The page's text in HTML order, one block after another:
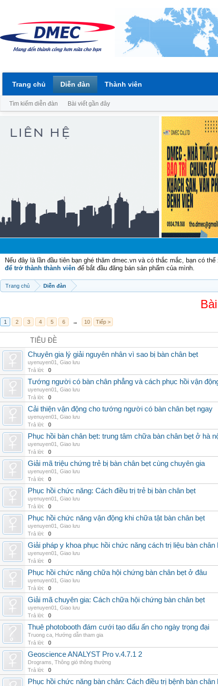
Nếu đây là lần đầu tiên bạn ghé thăm dmec.vn và có thắc mắc, bạn có
để trở thành thành viên để bắt đầu đăng bán sản phẩm của mình.
Trang chủ Diễn đàn
1 2 3 4 5 6 → 10 Tiếp >
TIÊU ĐỀ
Chuyên gia lý giải nguyên nhân vì sao bị bàn chân bẹt
uyenuyen01
Giao lưu
Trả lời:
0
Tướng người có bàn chân phẳng và cách phục hồi vận
uyenuyen01
Giao lưu
Trả lời:
0
Cải thiện vận động cho tướng người có bàn chân bẹt ngay
uyenuyen01
Giao lưu
Trả lời:
0
Phục hồi bàn chân bẹt: trung tâm chữa bàn chân bẹt ở hà
uyenuyen01
Giao lưu
Trả lời:
0
Giải mã triệu chứng trẻ bị bàn chân bẹt cùng chuyên gia
uyenuyen01
Giao lưu
Trả lời:
0
Phục hồi chức năng: Cách điều trị trẻ bị bàn chân bẹt
uyenuyen01
Giao lưu
Trả lời:
0
Phục hồi chức năng vận động khi chữa tật bàn chân bẹt
uyenuyen01
Giao lưu
Trả lời:
0
Giải pháp y khoa phục hồi chức năng cách trị liệu bàn chân
uyenuyen01
Giao lưu
Trả lời:
0
Phục hồi chức năng chữa hội chứng bàn chân bẹt ở đâu
uyenuyen01
Giao lưu
Trả lời:
0
Giải mã chuyên gia: Cách chữa hội chứng bàn chân bẹt
uyenuyen01
Giao lưu
Trả lời:
0
Thuê photobooth đám cưới tạo dấu ấn cho ngày trọng đại
Truong ca Hướng dẫn tham gia
Trả lời:
0
Geoscience ANALYST Pro v.4.7.1 2
Drograms Thông gió thông thường
Trả lời:
0
Phục hồi chức năng bàn chân: Cách điều trị bệnh bàn chân
Trang chủ Diễn đàn
Tìm kiếm diễn đàn Bài viết gần đây
Thành viên